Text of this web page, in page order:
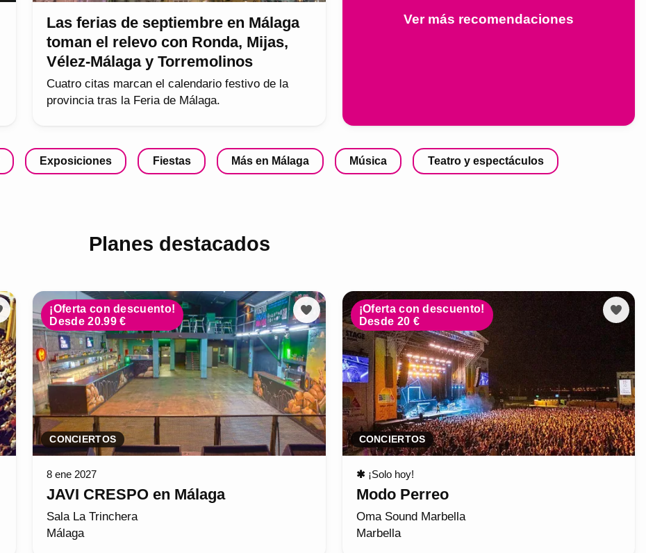
Las ferias de septiembre en Málaga
toman el relevo con Ronda, Mijas,
Vélez-Málaga y Torremolinos
Cuatro citas marcan el calendario festivo de la
provincia tras la Feria de Málaga.
Ver más recomendaciones
Exposiciones Fiestas Más en Málaga Música Teatro y espectáculos
Planes destacados
¡Oferta con descuento!
Desde 20.99 €
CONCIERTOS
8 ene 2027
JAVI CRESPO en Málaga
Sala La Trinchera
Málaga
¡Oferta con descuento!
Desde 20 €
CONCIERTOS
✱ ¡Solo hoy!
Modo Perreo
Oma Sound Marbella
Marbella